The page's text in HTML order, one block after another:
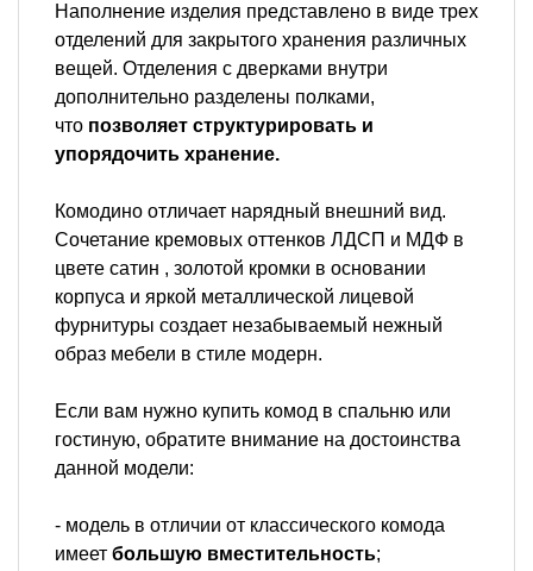
Наполнение изделия представлено в виде трех
отделений для закрытого хранения различных
вещей. Отделения с дверками внутри
дополнительно разделены полками,
что позволяет структурировать и
упорядочить хранение.
Комодино отличает нарядный внешний вид.
Сочетание кремовых оттенков ЛДСП и МДФ в
цвете сатин , золотой кромки в основании
корпуса и яркой металлической лицевой
фурнитуры создает незабываемый нежный
образ мебели в стиле модерн.
Если вам нужно купить комод в спальню или
гостиную, обратите внимание на достоинства
данной модели:
- модель в отличии от классического комода
имеет большую вместительность;